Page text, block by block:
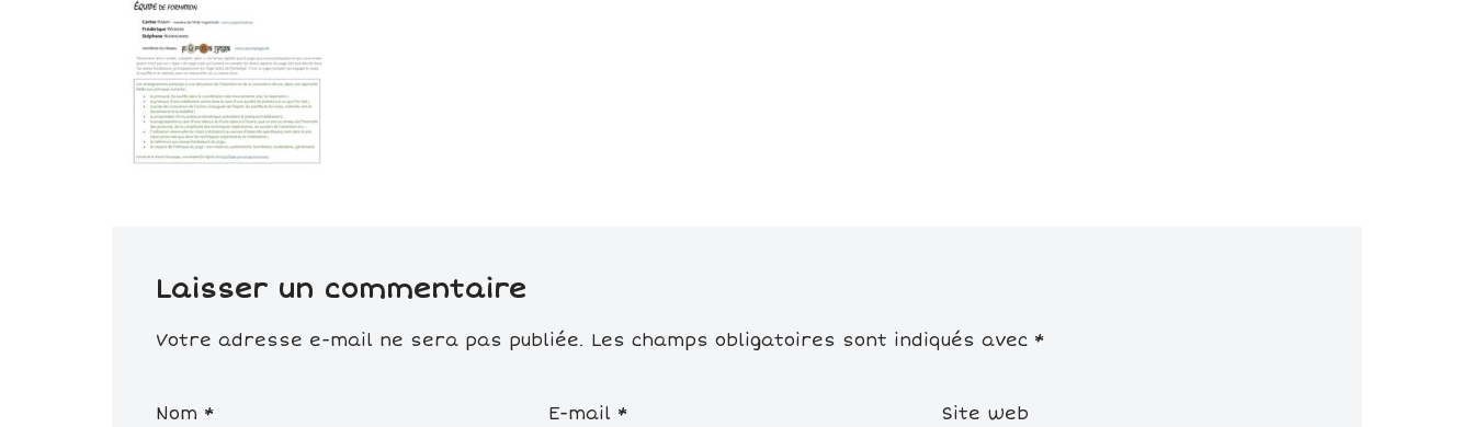
Laisser un commentaire
Votre adresse e-mail ne sera pas publiée. Les champs obligatoires sont indiqués avec *
Nom * E-mail * Site web